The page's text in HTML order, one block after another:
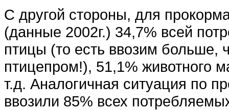
С другой стороны, для
(данные 2002г.) 34,7% всей
птицы (то есть ввозим больше,
птицепром!), 51,1% животного
т.д. Аналогичная ситуация по
ввозили 85% всех